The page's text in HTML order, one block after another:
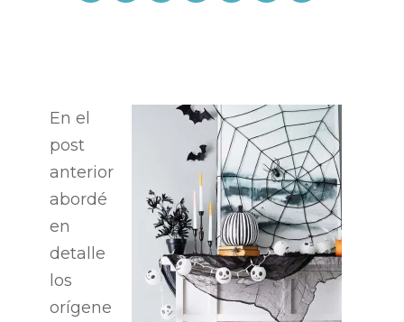
En el
post
anterior
abordé
en
detalle
los
orígene